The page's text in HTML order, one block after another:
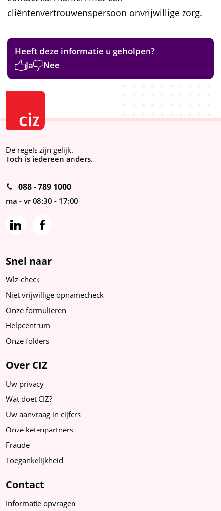
cliëntenvertrouwenspersoon onvrijwillige zorg.
Heeft deze informatie u geholpen?
Ja
Nee
De regels zijn gelijk.
Toch is iedereen anders.
088 - 789 1000
ma - vr 08:30 - 17:00
Snel naar
Wlz-check
Niet vrijwillige opnamecheck
Onze formulieren
Helpcentrum
Onze folders
Over CIZ
Uw privacy
Wat doet CIZ?
Uw aanvraag in cijfers
Onze ketenpartners
Fraude
Toegankelijkheid
Contact
Informatie opvragen